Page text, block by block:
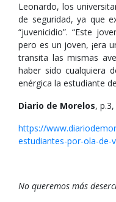
Leonardo, los
de seguridad, ya que
“juvenicidio”. “Este
pero es un joven, ¡era
transita las mismas
haber sido cualquiera
enérgica la estudiante
Diario de Morelos,
https://
estudiantes-por-ola-de-
No queremos más